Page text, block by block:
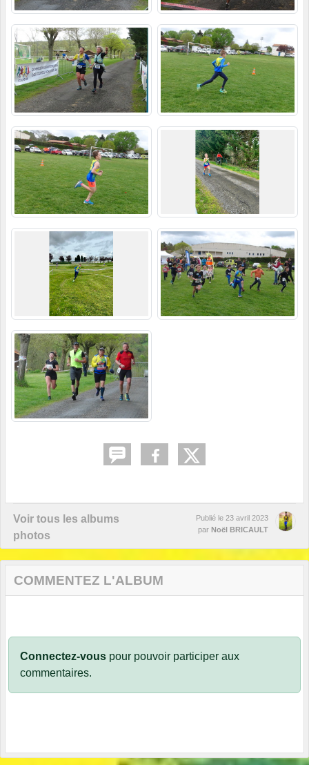
Voir tous les albums
photos
Publié le 23 avril 2023
par Noël BRICAULT
COMMENTEZ L'ALBUM
Connectez-vous pour pouvoir participer aux
commentaires.